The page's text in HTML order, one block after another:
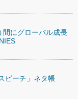
間にグローバル成長
ピーチ」ネタ帳